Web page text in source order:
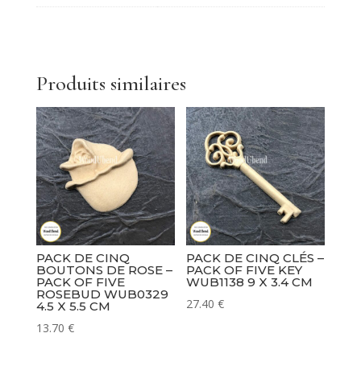
of
Two
Decorative
Drop
WUB1729
18.5x31.5cms
Produits similaires
PACK DE CINQ
BOUTONS DE ROSE –
PACK OF FIVE
ROSEBUD WUB0329
4.5 X 5.5 CM
13.70 €
PACK DE CINQ CLÉS –
PACK OF FIVE KEY
WUB1138 9 X 3.4 CM
27.40€